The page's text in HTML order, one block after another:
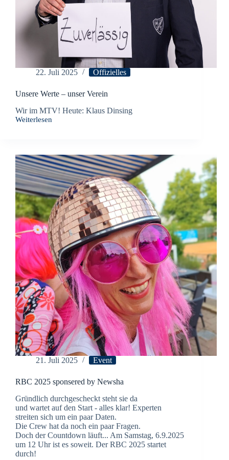
22. Juli 2025 Offizielles
Unsere Werte – unser Verein
Wir im MTV! Heute: Klaus Dinsing
Weiterlesen
Unsere
Verein
21. Juli 2025 Event
RBC 2025 sponsered by Newsha
Gründlich durchgescheckt steht sie da
und wartet auf den Start - alles klar! Experten
streiten sich um ein paar Daten.
Die Crew hat da noch ein paar Fragen.
Doch der Countdown läuft... Am Samstag, 6.9.2025
um 12 Uhr ist es soweit. Der RBC 2025 startet
durch!